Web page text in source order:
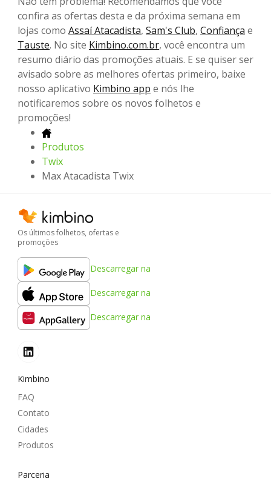
confira as ofertas desta e da próxima semana em
lojas como Assaí Atacadista, Sam's Club, Confiança e
Tauste. No site Kimbino.com.br, você encontra um
resumo diário das promoções atuais. E se quiser ser
avisado sobre as melhores ofertas primeiro, baixe
nosso aplicativo Kimbino app e nós lhe
notificaremos sobre os novos folhetos e
promoções!
Produtos
Twix
Max Atacadista Twix
Os últimos folhetos, ofertas e
promoções
Descarregar na
Descarregar na
Descarregar na
Kimbino
FAQ
Contato
Cidades
Produtos
Parceria